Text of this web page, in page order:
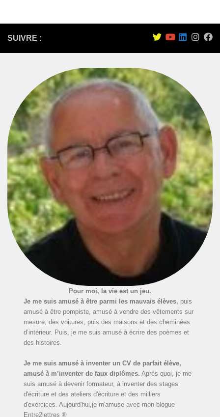
SUIVRE :
Pour moi, la vie est un jeu.
Je me suis amusé à être parmi les mauvais élèves, puis
amusé à être pompiste, amusé à vendre des vêtements sur
mesure, des voitures, puis des maisons et des cheminées
d’intérieur. Puis, je me suis amusé à écrire des poèmes et
des histoires.
Je me suis amusé à inventer un CV de parfait élève,
amusé à m’inventer de faux diplômes. Après quoi, je me
suis amusé à devenir formateur, à inventer des stages
d'écriture et des ateliers d'écriture et des milliers
d'exercices. Aujourd'hui,je m'amuse avec mon blogue
Entre2lettres ®